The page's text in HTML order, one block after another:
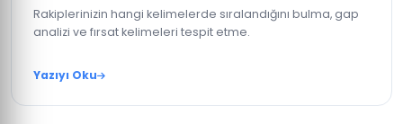
Rakiplerinizin hangi kelimelerde sıralandığını bulma, gap
analizi ve fırsat kelimeleri tespit etme.
Yazıyı Oku